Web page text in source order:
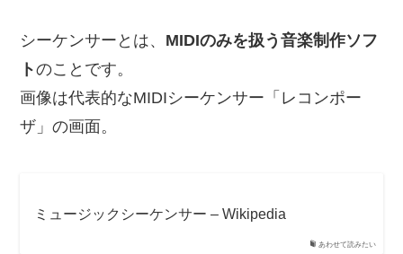
シーケンサーとは、 MIDIのみを扱う音楽制作ソフ
トのことです。
画像は代表的なMIDIシーケンサー「レコンポー
ザ」の画面。
あわせて読みたい
ミュージックシーケンサー – Wikipedia